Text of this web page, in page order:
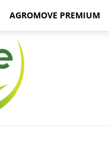
AGROMOVE PREMIUM